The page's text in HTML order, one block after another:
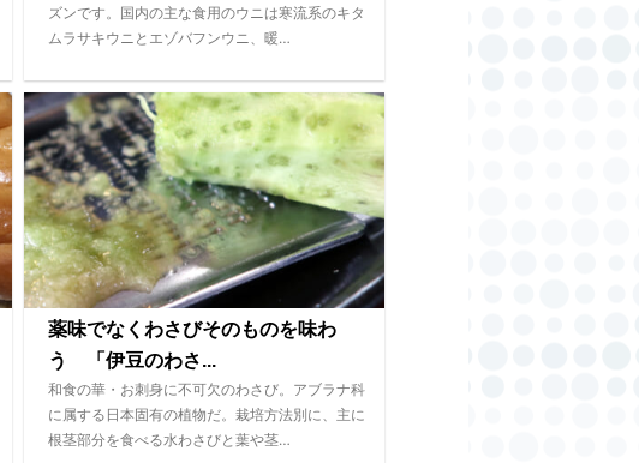
ズンです。国内の主な食用のウニは寒流系のキタ
ムラサキウニとエゾバフンウニ、暖…
薬味でなくわさびそのものを味わ
う 「伊豆のわさ...
和食の華・お刺身に不可欠のわさび。アブラナ科
に属する日本固有の植物だ。栽培方法別に、主に
根茎部分を食べる水わさびと葉や茎…